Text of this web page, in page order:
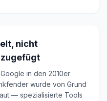
nicht
in den 2010er
wurde von Grund
— spezialisierte Tools